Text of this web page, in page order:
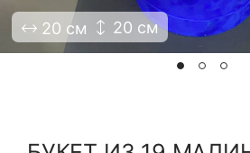
20 см 20 см